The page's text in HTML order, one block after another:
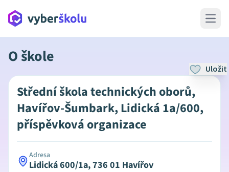
Open
O škole
Uložit
Střední škola technických oborů,
Havířov-Šumbark, Lidická 1a/600,
příspěvková organizace
Adresa
Lidická 600/1a, 736 01 Havířov